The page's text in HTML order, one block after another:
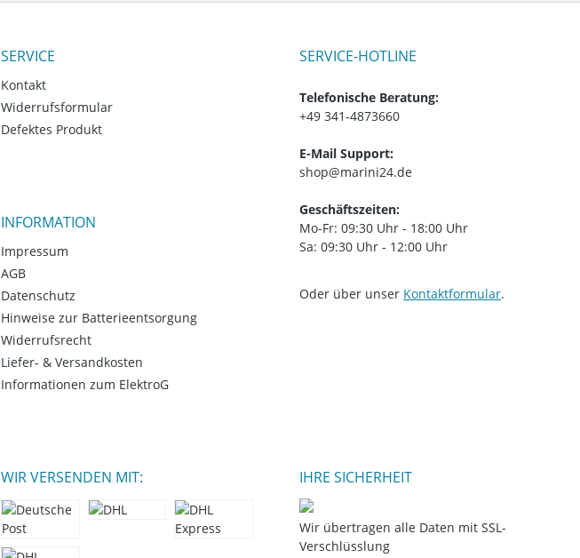
SERVICE
Kontakt
Widerrufsformular
Defektes Produkt
INFORMATION
Impressum
AGB
Datenschutz
Hinweise zur Batterieentsorgung
Widerrufsrecht
Liefer- & Versandkosten
Informationen zum ElektroG
SERVICE-HOTLINE
Telefonische Beratung:
+49 341-4873660
E-Mail Support:
shop@marini24.de
Geschäftszeiten:
Mo-Fr: 09:30 Uhr - 18:00 Uhr
Sa: 09:30 Uhr - 12:00 Uhr
Oder über unser Kontaktformular.
WIR VERSENDEN MIT: IHRE SICHERHEIT
Wir übertragen alle Daten mit SSL-
Verschlüsslung